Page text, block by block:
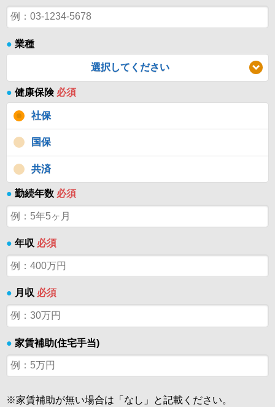
● 業種
選択してください
● 健康保険 必須
社保
国保
共済
● 勤続年数 必須
● 年収 必須
● 月収 必須
● 家賃補助(住宅手当)
※家賃補助が無い場合は「なし」と記載ください。